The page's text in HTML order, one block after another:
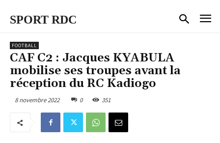
SPORT RDC
FOOTBALL
CAF C2 : Jacques KYABULA
mobilise ses troupes avant la
réception du RC Kadiogo
8 novembre 2022 0 351